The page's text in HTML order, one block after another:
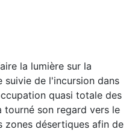
la lumière sur la
de l'incursion dans
quasi totale des
tourné son regard vers le
zones désertiques afin de